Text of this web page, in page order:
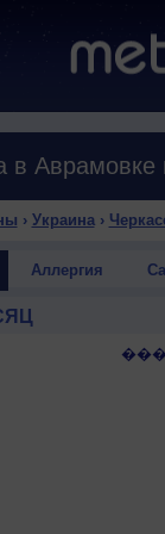
в Аврамовке
› Украина›
Аллергия